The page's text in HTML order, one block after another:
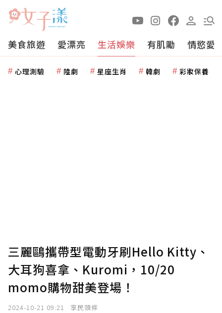
美食旅遊 愛漂亮 生活娛樂 有肌勵 情慾愛
心理測驗 陸劇 星座生肖 韓劇 彩妝保養
三麗鷗攜帶型電動牙刷Hello Kitty、
大耳狗喜拿、Kuromi，10/20
momo購物甜美登場！
2024-10-21 09:21 享民頭條